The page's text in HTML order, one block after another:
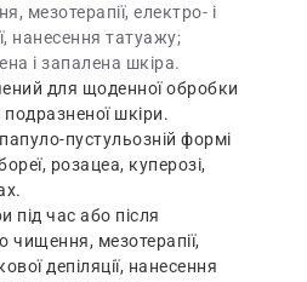
мезотерапії, електро- і
нанесення татуажу;
і запалена шкіра.
для щоденної обробки
подразненої шкіри.
пустульозній формі
розацеа, куперозі,
під час або після
чищення, мезотерапії,
депіляції, нанесення